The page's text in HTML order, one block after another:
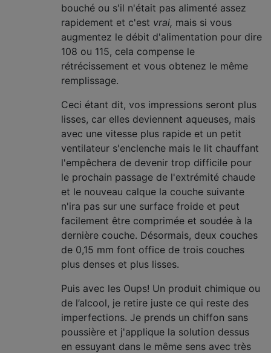
bouché ou s'il n'était pas alimenté assez
rapidement et c'est vrai, mais si vous
augmentez le débit d'alimentation pour dire
108 ou 115, cela compense le
rétrécissement et vous obtenez le même
remplissage.
Ceci étant dit, vos impressions seront plus
lisses, car elles deviennent aqueuses, mais
avec une vitesse plus rapide et un petit
ventilateur s'enclenche mais le lit chauffant
l'empêchera de devenir trop difficile pour
le prochain passage de l'extrémité chaude
et le nouveau calque la couche suivante
n'ira pas sur une surface froide et peut
facilement être comprimée et soudée à la
dernière couche. Désormais, deux couches
de 0,15 mm font office de trois couches
plus denses et plus lisses.
Puis avec les Oups! Un produit chimique ou
de l’alcool, je retire juste ce qui reste des
imperfections. Je prends un chiffon sans
poussière et j'applique la solution dessus
en essuyant dans le même sens avec très